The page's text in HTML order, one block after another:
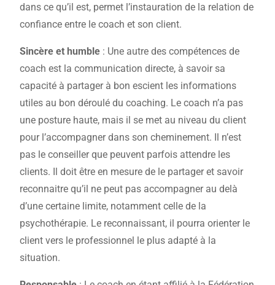
dans ce qu’il est, permet l’instauration de la relation de
confiance entre le coach et son client.
Sincère et humble : Une autre des compétences de
coach est la communication directe, à savoir sa
capacité à partager à bon escient les informations
utiles au bon déroulé du coaching. Le coach n’a pas
une posture haute, mais il se met au niveau du client
pour l’accompagner dans son cheminement. Il n’est
pas le conseiller que peuvent parfois attendre les
clients. Il doit être en mesure de le partager et savoir
reconnaitre qu’il ne peut pas accompagner au delà
d’une certaine limite, notamment celle de la
psychothérapie. Le reconnaissant, il pourra orienter le
client vers le professionnel le plus adapté à la
situation.